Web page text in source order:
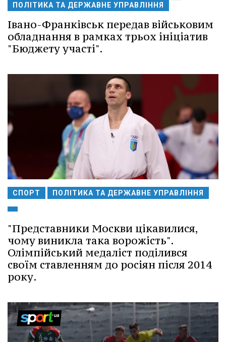
ПОЛІТИКА ТА ДЕРЖАВНЕ УПРАВЛІННЯ
Івано-Франківськ передав військовим
обладнання в рамках трьох ініціатив
"Бюджету участі".
СПОРТ ПОЛІТИКА ТА ДЕРЖАВНЕ УПРАВЛІННЯ
"Представники Москви цікавилися,
чому виникла така ворожість".
Олімпійський медаліст поділився
своїм ставленням до росіян після 2014
року.